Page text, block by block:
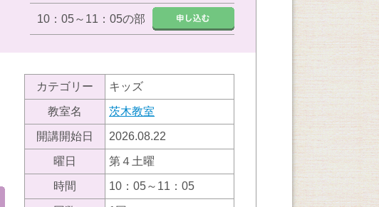
10：05～11：05の部
カテゴリー キッズ
教室名 茨木教室
開講開始日 2026.08.22
曜日 第４土曜
時間 10：05～11：05